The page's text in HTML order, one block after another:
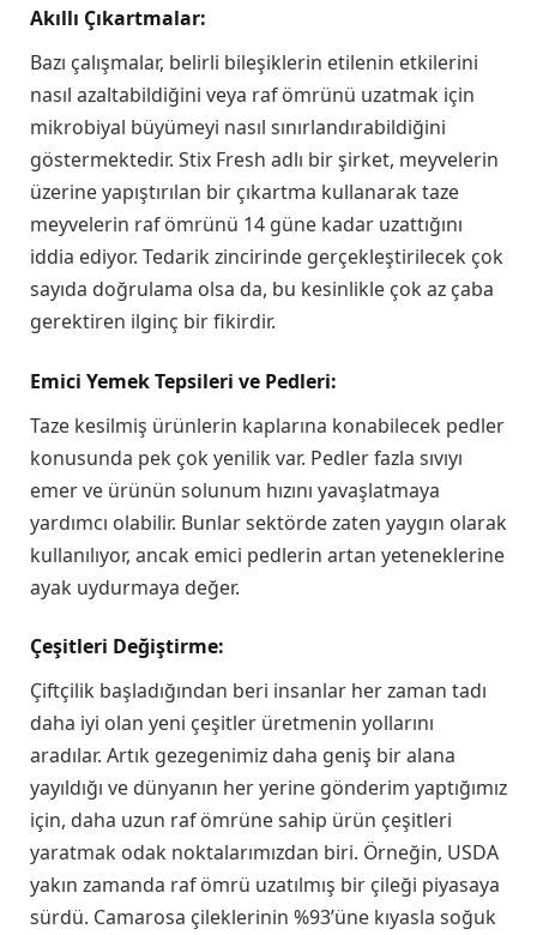
Akıllı Çıkartmalar:
Bazı çalışmalar, belirli bileşiklerin etilenin etkilerini
nasıl azaltabildiğini veya raf ömrünü uzatmak için
mikrobiyal büyümeyi nasıl sınırlandırabildiğini
göstermektedir. Stix Fresh adlı bir şirket, meyvelerin
üzerine yapıştırılan bir çıkartma kullanarak taze
meyvelerin raf ömrünü 14 güne kadar uzattığını
iddia ediyor. Tedarik zincirinde gerçekleştirilecek çok
sayıda doğrulama olsa da, bu kesinlikle çok az çaba
gerektiren ilginç bir fikirdir.
Emici Yemek Tepsileri ve Pedleri:
Taze kesilmiş ürünlerin kaplarına konabilecek pedler
konusunda pek çok yenilik var. Pedler fazla sıvıyı
emer ve ürünün solunum hızını yavaşlatmaya
yardımcı olabilir. Bunlar sektörde zaten yaygın olarak
kullanılıyor, ancak emici pedlerin artan yeteneklerine
ayak uydurmaya değer.
Çeşitleri Değiştirme:
Çiftçilik başladığından beri insanlar her zaman tadı
daha iyi olan yeni çeşitler üretmenin yollarını
aradılar. Artık gezegenimiz daha geniş bir alana
yayıldığı ve dünyanın her yerine gönderim yaptığımız
için, daha uzun raf ömrüne sahip ürün çeşitleri
yaratmak odak noktalarımızdan biri. Örneğin, USDA
yakın zamanda raf ömrü uzatılmış bir çileği piyasaya
sürdü. Camarosa çileklerinin %93’üne kıyasla soğuk